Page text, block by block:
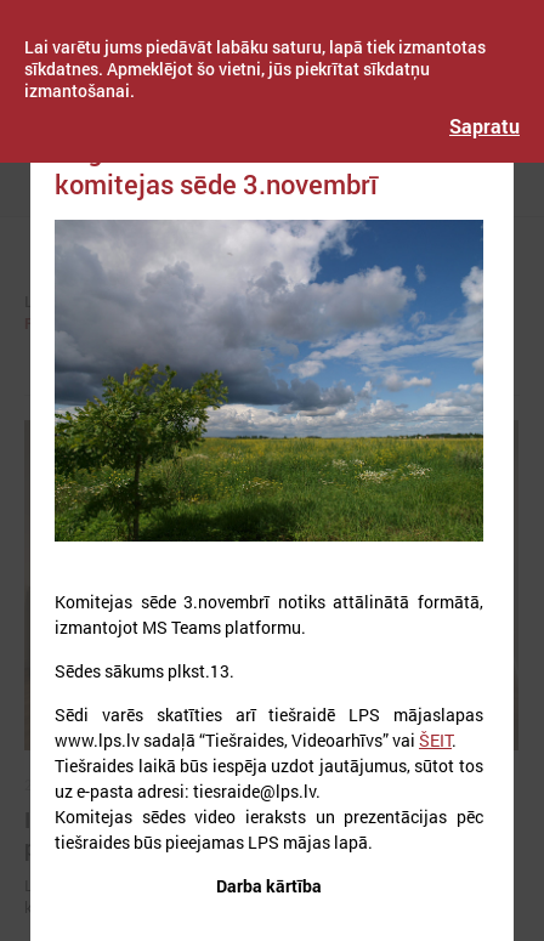
Lai varētu jums piedāvāt labāku saturu, lapā tiek izmantotas
sīkdatnes. Apmeklējot šo vietni, jūs piekrītat sīkdatņu
izmantošanai.
Sapratu
Izvēlne
KOMITEJAS
REĢIONĀLĀS ATTĪSTĪBAS UN SADARBĪBAS KOMITEJA
2026. gada 06. augusts
Izglītības un kultūras komitejas sēde 10.augustā
plkst.14.30
Latvijas Pašvaldību savienība (LPS) aicina piedalīties LPS Izglītības un
Reģionālās attīstības un sadarbības
komitejas sēde 3.novembrī
Komitejas sēde 3.novembrī notiks attālinātā formātā,
izmantojot MS Teams platformu.
Sēdes sākums plkst.13.
Sēdi varēs skatīties arī tiešraidē LPS mājaslapas
www.lps.lv sadaļā “Tiešraides, Videoarhīvs” vai ŠEIT.
Tiešraides laikā būs iespēja uzdot jautājumus, sūtot tos
uz e-pasta adresi: tiesraide@lps.lv.
Komitejas sēdes video ieraksts un prezentācijas pēc
tiešraides būs pieejamas LPS mājas lapā.
Darba kārtība